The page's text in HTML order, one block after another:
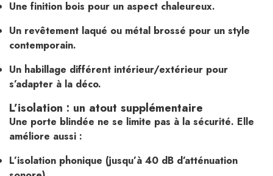
Une finition bois pour un aspect chaleureux.
Un revêtement laqué ou métal brossé pour un style
contemporain.
Un habillage différent intérieur/extérieur pour
s’adapter à la déco.
L’isolation : un atout supplémentaire
Une porte blindée ne se limite pas à la sécurité. Elle
améliore aussi :
L’isolation phonique (jusqu’à 40 dB d’atténuation